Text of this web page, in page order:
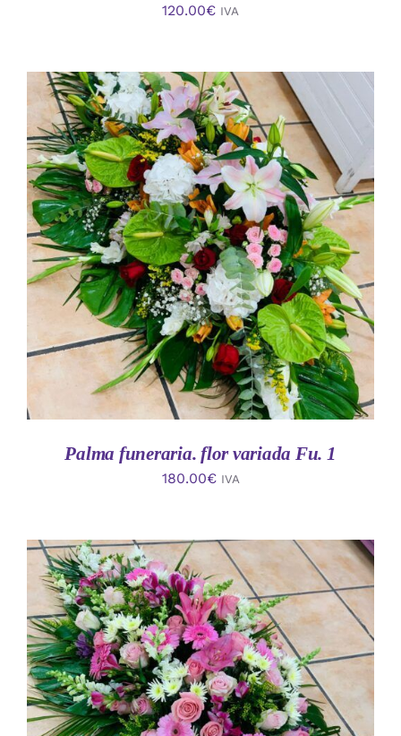
120.00€ IVA
AÑADIR AL CARRITO
/
DETALLES
Palma funeraria. flor variada Fu. 1
180.00€ IVA
AÑADIR AL CARRITO
/
DETALLES